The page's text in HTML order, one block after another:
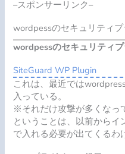
–スポンサーリンク–
wordpessのセキュリティ
wordpessのセキュリティ
SiteGuard WP Plugin
これは、最近では
入っている。
※それだけ攻撃が多くなっ
ということは、以前から
で入れる必要が出てくるわ